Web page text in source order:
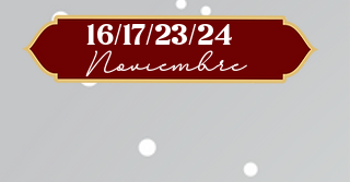
16/17/23/24
Noviembre